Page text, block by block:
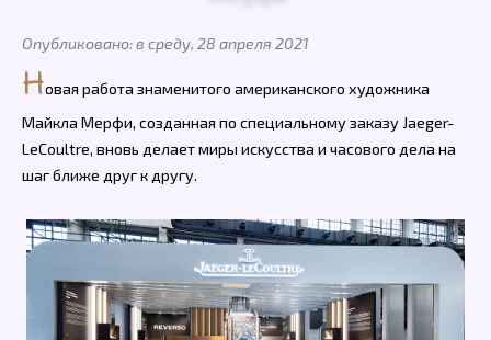
Опубликовано: в среду, 28 апреля 2021
Новая работа знаменитого американского художника
Майкла Мерфи, созданная по специальному заказу Jaeger-
LeCoultre, вновь делает миры искусства и часового дела на
шаг ближе друг к другу.